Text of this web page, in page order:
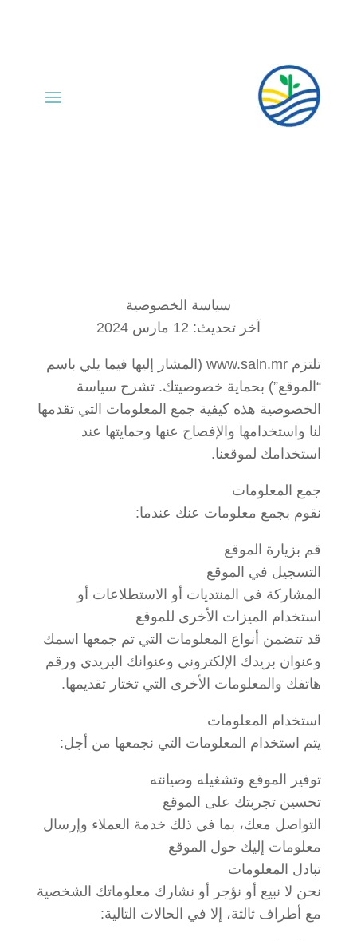
سياسة الخصوصية
آخر تحديث: 12 مارس 2024
تلتزم www.saln.mr (المشار إليها فيما يلي باسم
“الموقع”) بحماية خصوصيتك. تشرح سياسة
الخصوصية هذه كيفية جمع المعلومات التي تقدمها
لنا واستخدامها والإفصاح عنها وحمايتها عند
استخدامك لموقعنا.
جمع المعلومات
نقوم بجمع معلومات عنك عندما:
قم بزيارة الموقع
التسجيل في الموقع
المشاركة في المنتديات أو الاستطلاعات أو
استخدام الميزات الأخرى للموقع
قد تتضمن أنواع المعلومات التي تم جمعها اسمك
وعنوان بريدك الإلكتروني وعنوانك البريدي ورقم
هاتفك والمعلومات الأخرى التي تختار تقديمها.
استخدام المعلومات
يتم استخدام المعلومات التي نجمعها من أجل:
توفير الموقع وتشغيله وصيانته
تحسين تجربتك على الموقع
التواصل معك، بما في ذلك خدمة العملاء وإرسال
معلومات إليك حول الموقع
تبادل المعلومات
نحن لا نبيع أو نؤجر أو نشارك معلوماتك الشخصية
مع أطراف ثالثة، إلا في الحالات التالية: